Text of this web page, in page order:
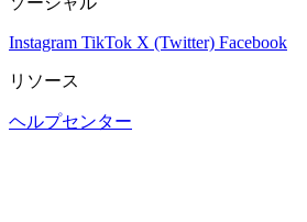
Instagram TikTok X (Twitter) Facebook
リソース
ヘルプセンター